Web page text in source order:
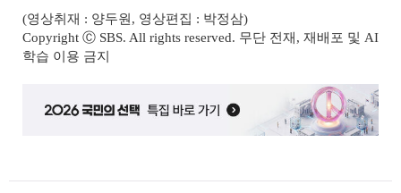
(영상취재 : 양두원, 영상편집 : 박정삼)
Copyright Ⓒ SBS. All rights reserved. 무단 전재, 재배포 및 AI
학습 이용 금지